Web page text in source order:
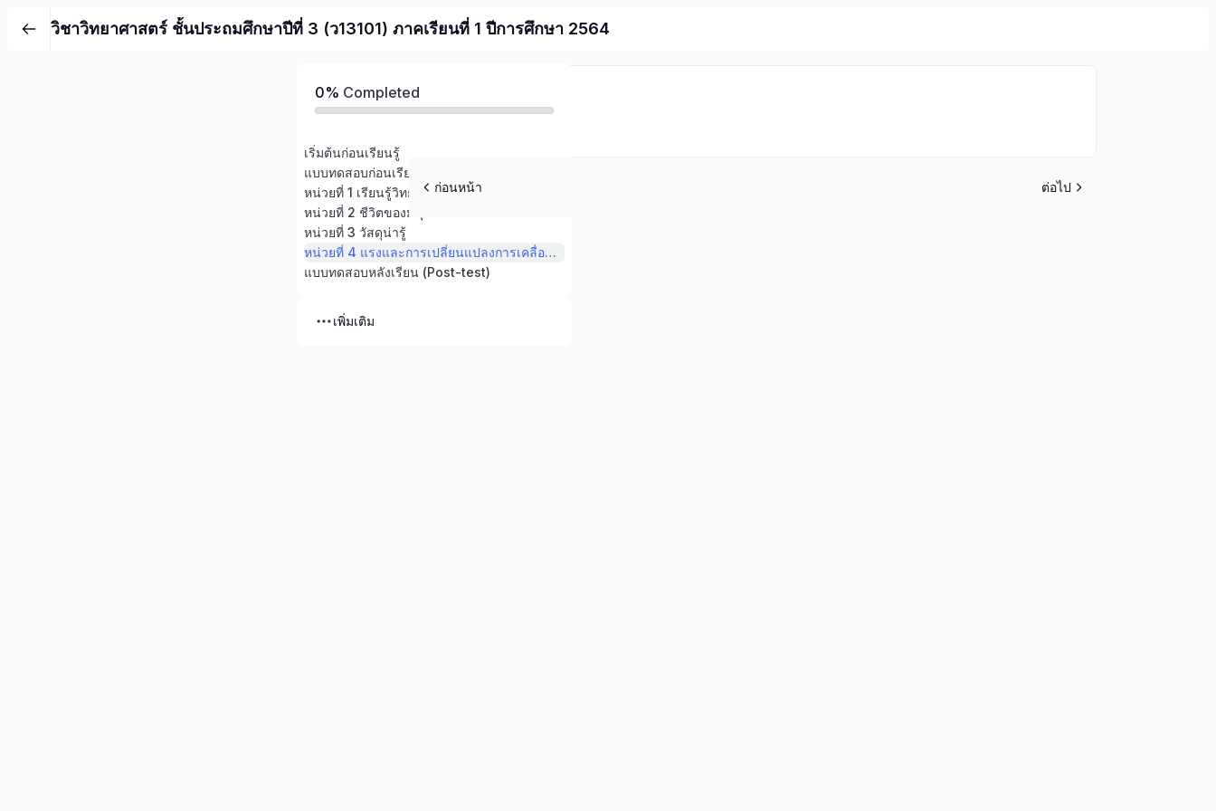
วิชาวิทยาศาสตร์ ชั้นประถมศึกษาปีที่ 3 (ว13101) ภาคเรียนที่ 1 ปีการศึกษา 2564
0% Completed
เริ่มต้นก่อนเรียนรู้
แบบทดสอบก่อนเรียน (Pre-test)
หน่วยที่ 1 เรียนรู้วิทยาศาสตร์
หน่วยที่ 2 ชีวิตของมนุษย์และสัตว์
หน่วยที่ 3 วัสดุน่ารู้
หน่วยที่ 4 แรงและการเปลี่ยนแปลงการเคลื่อนที่ของวัตถุ
แบบทดสอบหลังเรียน (Post-test)
เพิ่มเติม
ก่อนหน้า ต่อไป